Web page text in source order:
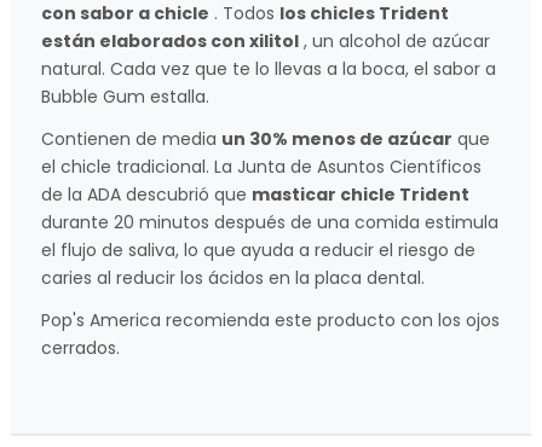
con sabor a chicle . Todos los chicles Trident
están elaborados con xilitol , un alcohol de azúcar
natural. Cada vez que te lo llevas a la boca, el sabor a
Bubble Gum estalla.
Contienen de media un 30% menos de azúcar que
el chicle tradicional. La Junta de Asuntos Científicos
de la ADA descubrió que masticar chicle Trident
durante 20 minutos después de una comida estimula
el flujo de saliva, lo que ayuda a reducir el riesgo de
caries al reducir los ácidos en la placa dental.
Pop's America recomienda este producto con los ojos
cerrados.